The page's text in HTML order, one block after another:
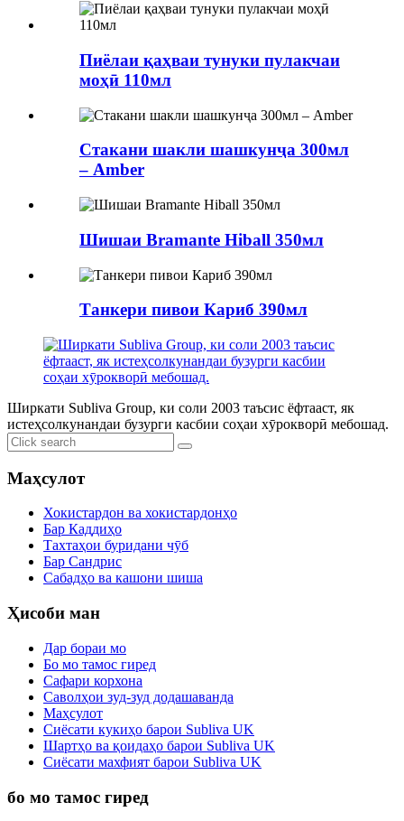
Пиёлаи қаҳваи тунуки пулакчаи
моҳӣ 110мл
Стакани шакли шашкунҷа 300мл
– Amber
Шишаи Bramante Hiball 350мл
Танкери пивои Кариб 390мл
Ширкати Subliva Group, ки соли 2003 таъсис ёфтааст, як
истеҳсолкунандаи бузурги касбии соҳаи хӯрокворӣ мебошад.
Маҳсулот
Хокистардон ва хокистардонҳо
Бар Каддиҳо
Тахтаҳои буридани чӯб
Бар Сандрис
Сабадҳо ва кашони шиша
Ҳисоби ман
Дар бораи мо
Бо мо тамос гиред
Сафари корхона
Саволҳои зуд-зуд додашаванда
Маҳсулот
Сиёсати кукиҳо барои Subliva UK
Шартҳо ва қоидаҳо барои Subliva UK
Сиёсати махфият барои Subliva UK
бо мо тамос гиред